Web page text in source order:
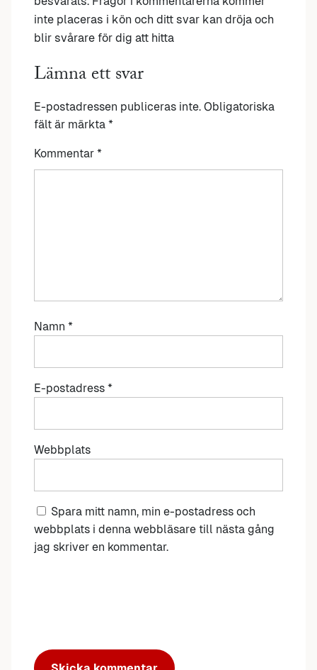
inte placeras i kön och ditt svar kan dröja och
blir svårare för dig att hitta
Lämna ett svar
E-postadressen publiceras inte. Obligatoriska
fält är märkta *
Kommentar *
Namn *
E-postadress *
Webbplats
Spara mitt namn, min e-postadress och
webbplats i denna webbläsare till nästa gång
jag skriver en kommentar.